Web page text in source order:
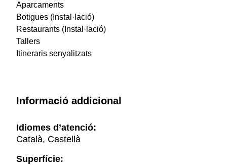
Aparcaments
Botigues (Instal·lació)
Restaurants (Instal·lació)
Tallers
Itineraris senyalitzats
Informació addicional
Idiomes d’atenció:
Català, Castellà
Superfície: